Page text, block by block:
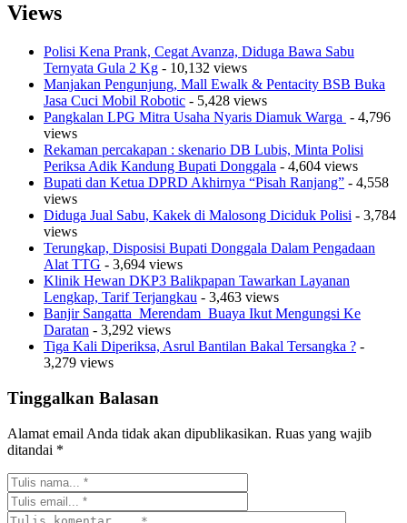
Views
Polisi Kena Prank, Cegat Avanza, Diduga Bawa Sabu
Ternyata Gula 2 Kg - 10,132 views
Manjakan Pengunjung, Mall Ewalk & Pentacity BSB Buka
Jasa Cuci Mobil Robotic - 5,428 views
Pangkalan LPG Mitra Usaha Nyaris Diamuk Warga - 4,796
views
Rekaman percakapan : skenario DB Lubis, Minta Polisi
Periksa Adik Kandung Bupati Donggala - 4,604 views
Bupati dan Ketua DPRD Akhirnya “Pisah Ranjang” - 4,558
views
Diduga Jual Sabu, Kakek di Malosong Diciduk Polisi - 3,784
views
Terungkap, Disposisi Bupati Donggala Dalam Pengadaan
Alat TTG - 3,694 views
Klinik Hewan DKP3 Balikpapan Tawarkan Layanan
Lengkap, Tarif Terjangkau - 3,463 views
Banjir Sangatta Merendam Buaya Ikut Mengungsi Ke
Daratan - 3,292 views
Tiga Kali Diperiksa, Asrul Bantilan Bakal Tersangka ? -
3,279 views
Tinggalkan Balasan
Alamat email Anda tidak akan dipublikasikan. Ruas yang wajib
ditandai *